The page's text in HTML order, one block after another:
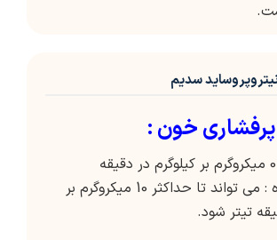
سدیم
خون :
دوز نگه دارنده : می تواند تا حداکثر 10 میکروگرم بر
تیتر شود.